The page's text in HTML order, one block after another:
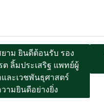
าม ยินดีต้อนรับ รอง
ลิ้มประเสริฐ แพทย์ผู้
ละเวชพันธุศาสตร์
ามยินดีอย่างยิ่ง